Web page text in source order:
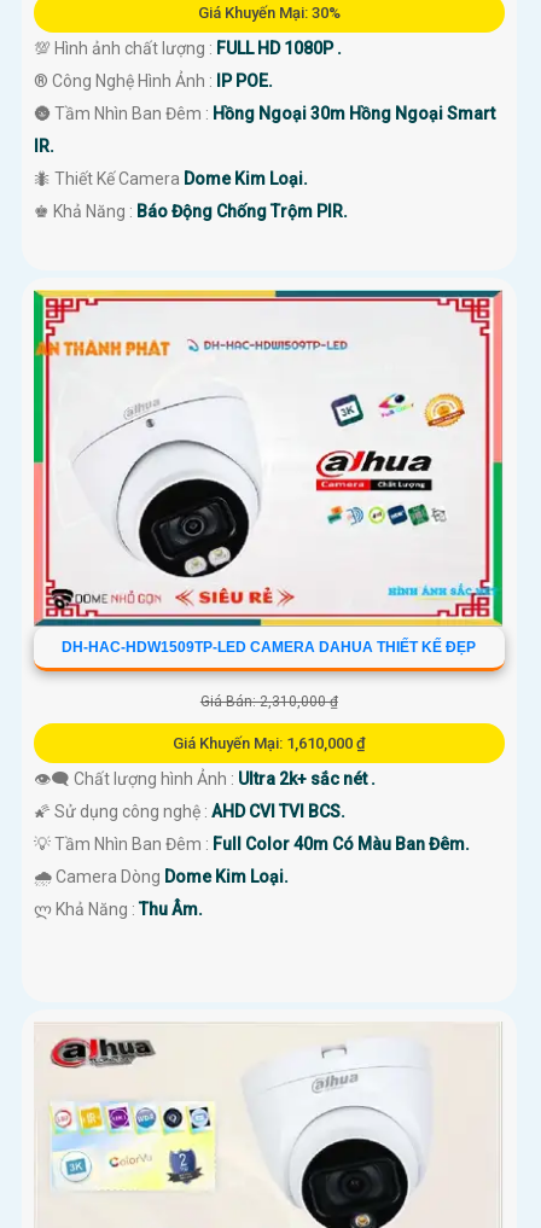
Giá Khuyến Mại: 30%
💯 Hình ảnh chất lượng : FULL HD 1080P .
®️ Công Nghệ Hình Ảnh :
IP POE.
🌚 Tầm Nhìn Ban Đêm : Hồng Ngoại 30m Hồng Ngoại Smart
IR.
🐜 Thiết Kế Camera Dome Kim Loại.
️♚ Khả Năng : Báo Động Chống Trộm PIR.
DH-HAC-HDW1509TP-LED CAMERA DAHUA THIẾT KẾ ĐẸP
Giá Bán: 2,310,000 ₫
Giá Khuyến Mại: 1,610,000 ₫
👁️‍🗨 Chất lượng hình Ảnh : Ultra 2k+ sắc nét .
🌠 Sử dụng công nghệ : AHD CVI TVI BCS.
💡 Tầm Nhìn Ban Đêm : Full Color 40m Có Màu Ban Đêm.
🌧️ Camera Dòng Dome Kim Loại.
️ლ Khả Năng :Thu Âm.